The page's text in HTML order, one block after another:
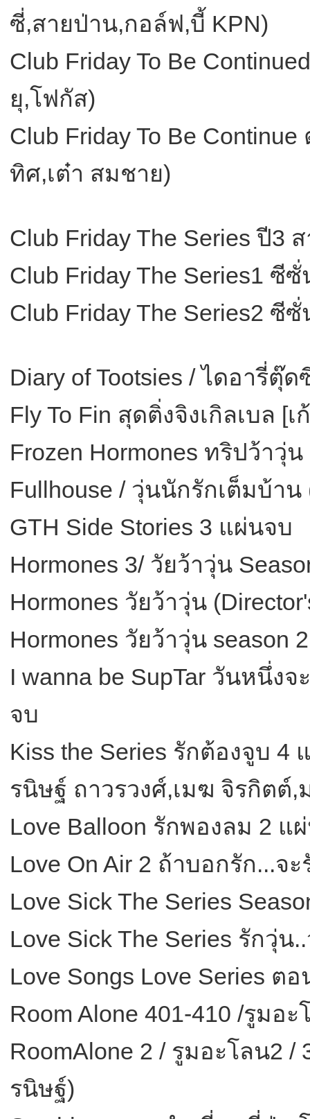
ซี่,สายป่าน,กอล์ฟ,บี้ KPN)
Club Friday To Be
ยุ,โฟกัส)
Club Friday To Be
ทิศ,เต๋า สมชาย)
Club Friday The Series ปี3
Club Friday The Series1 ซี
Club Friday The Series2 ซี
Diary of Tootsies / ไดอารี่
Fly To Fin สุดติ่งจิงเกิลเบล [
Frozen Hormones ทริปว้าวุ่
Fullhouse / วุ่นนักรักเต็มบ้า
GTH Side Stories 3 แผ่นจบ
Hormones 3/ วัยว้าวุ่น
Hormones วัยว้าวุ่น
Hormones วัยว้าวุ่น season
I wanna be SupTar วันหนึ่ง
จบ
Kiss the Series รักต้องจูบ 4
รนิษฐ์ ถาวรวงศ์,เมฆ จิรกิตต์,
Love Balloon รักพองลม 2
Love On Air 2 ถ้าบอกรัก...จ
Love Sick The Series
Love Sick The Series รักวุ่
Love Songs Love Series
Room Alone 401-410 /รูมอ
RoomAlone 2 / รูมอะโลน2 /
รนิษฐ์)